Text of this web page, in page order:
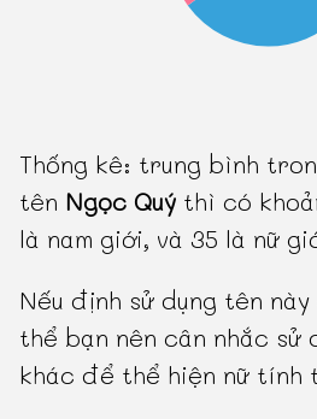
Thống kê: trung bình
tên Ngọc Quý thì có
là nam giới, và 35 là nữ
Nếu định sử dụng tên này
thể bạn nên cân nhắc sử
khác để thể hiện nữ tính